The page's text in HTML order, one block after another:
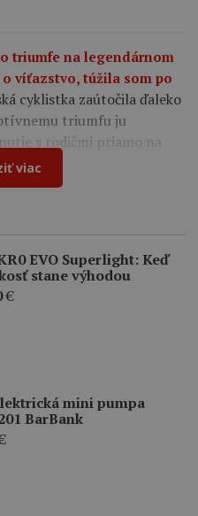
triumfe na legendárnom
víťazstvo, túžila som po
cyklistka zaútočila ďaleko
triumfu ju
s rodičmi priamo na
viac
EVO Superlight: Keď
stane výhodou
€
mini pumpa
BarBank